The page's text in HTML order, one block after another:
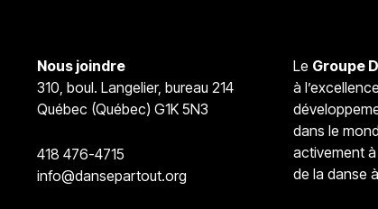
Nous joindre
310, boul. Langelier, bureau 214
Québec (Québec) G1K 5N3
418 476-4715
info@dansepartout.org
Le Groupe
à
dans le
activement
de la danse